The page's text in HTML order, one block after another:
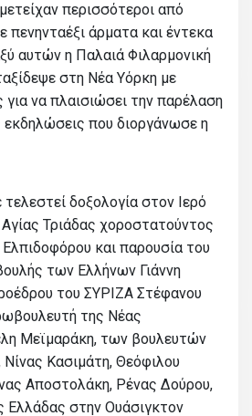
περισσότεροι από
πενηνταέξι άρματα και έντεκα
αυτών η Παλαιά Φιλαρμονική
στη Νέα Υόρκη με
για να πλαισιώσει την παρέλαση
εκδηλώσεις που διοργάνωσε η
δοξολογία στον Ιερό
Τριάδας χοροστατούντος
και παρουσία του
των Ελλήνων Γιάννη
του ΣΥΡΙΖΑ Στέφανου
της Νέας
Μεϊμαράκη, των βουλευτών
Κασιμάτη, Θεόφιλου
Αποστολάκη, Ρένας Δούρου,
Ελλάδας στην Ουάσιγκτον